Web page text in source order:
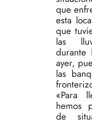
que
esta
que
las
durante
ayer,
las
«Para
hemos
de